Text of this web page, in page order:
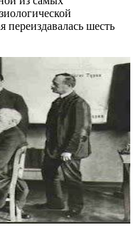
переиздавалась шесть